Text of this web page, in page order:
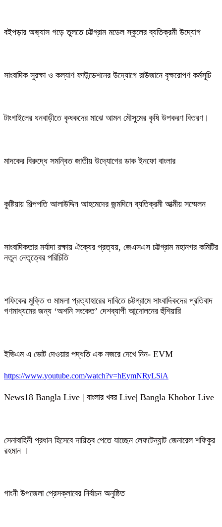
বইপড়ার অভ্যাস গড়ে তুলতে চট্টগ্রাম মডেল স্কুলের ব্যতিক্রমী উদ্যোগ
সাংবাদিক সুরক্ষা ও কল্যাণ ফাউন্ডেশনের উদ্যোগে রাউজানে বৃক্ষরোপণ কর্মসূচি
টাংগাইলের ধনবাড়ীতে কৃষকদের মাঝে আমন মৌসুমের কৃষি উপকরণ বিতরণ।
মাদকের বিরুদ্ধে সমন্বিত জাতীয় উদ্যোগের ডাক ইনফো বাংলার
কুষ্টিয়ায় শিল্পপতি আলাউদ্দিন আহমেদের জন্মদিনে ব্যতিক্রমী আত্মীয় সম্মেলন
সাংবাদিকতার মর্যাদা রক্ষায় ঐক্যের প্রত্যয়, জেএসএস চট্টগ্রাম মহানগর কমিটির
নতুন নেতৃত্বের পরিচিতি
শফিকের মুক্তি ও মামলা প্রত্যাহারের দাবিতে চট্টগ্রামে সাংবাদিকদের প্রতিবাদ
গণমাধ্যমের জন্য ‘অশনি সংকেত’ দেশব্যাপী আন্দোলনের হুঁশিয়ারি
ইভিএম এ ভোট দেওয়ার পদ্ধতি এক নজরে দেখে নিন- EVM
https://www.youtube.com/watch?v=hEymNRyLSiA
News18 Bangla Live | বাংলার খবর Live| Bangla Khobor Live
সেনাবাহিনী প্রধান হিসেবে দায়িত্ব পেতে যাচ্ছেন লেফটেন্যান্ট জেনারেল শফিকুর
রহমান ।
গাংনী উপজেলা প্রেসক্লাবের নির্বাচন অনুষ্ঠিত